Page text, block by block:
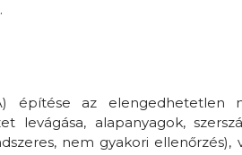
építése az elengedhetetlen
levágása, alapanyagok,
nem gyakori ellenőrzés),